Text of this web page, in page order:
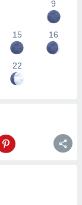
9
15 16
22